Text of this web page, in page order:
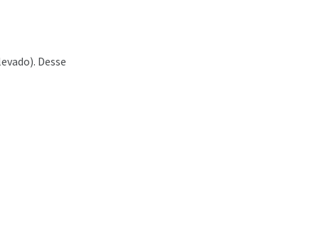
Desse